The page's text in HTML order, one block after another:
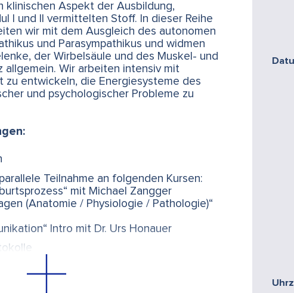
klinischen Aspekt der Ausbildung,
I und II vermittelten Stoff. In dieser Reihe
wir mit dem Ausgleich des autonomen
und Parasympathikus und widmen
der Wirbelsäule und des Muskel- und
allgemein. Wir arbeiten intensiv mit
zu entwickeln, die Energiesysteme des
und psychologischer Probleme zu
Teilnahme an folgenden Kursen:
mit Michael Zangger
(Anatomie / Physiologie / Pathologie)“
Intro mit Dr. Urs Honauer